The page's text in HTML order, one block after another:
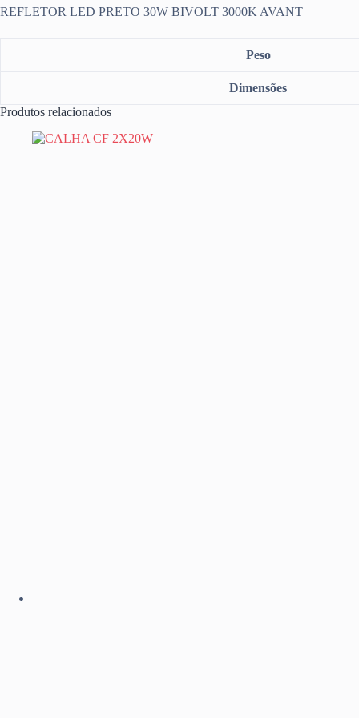
REFLETOR LED PRETO 30W BIVOLT 3000K AVANT
Peso
Dimensões
Produtos relacionados